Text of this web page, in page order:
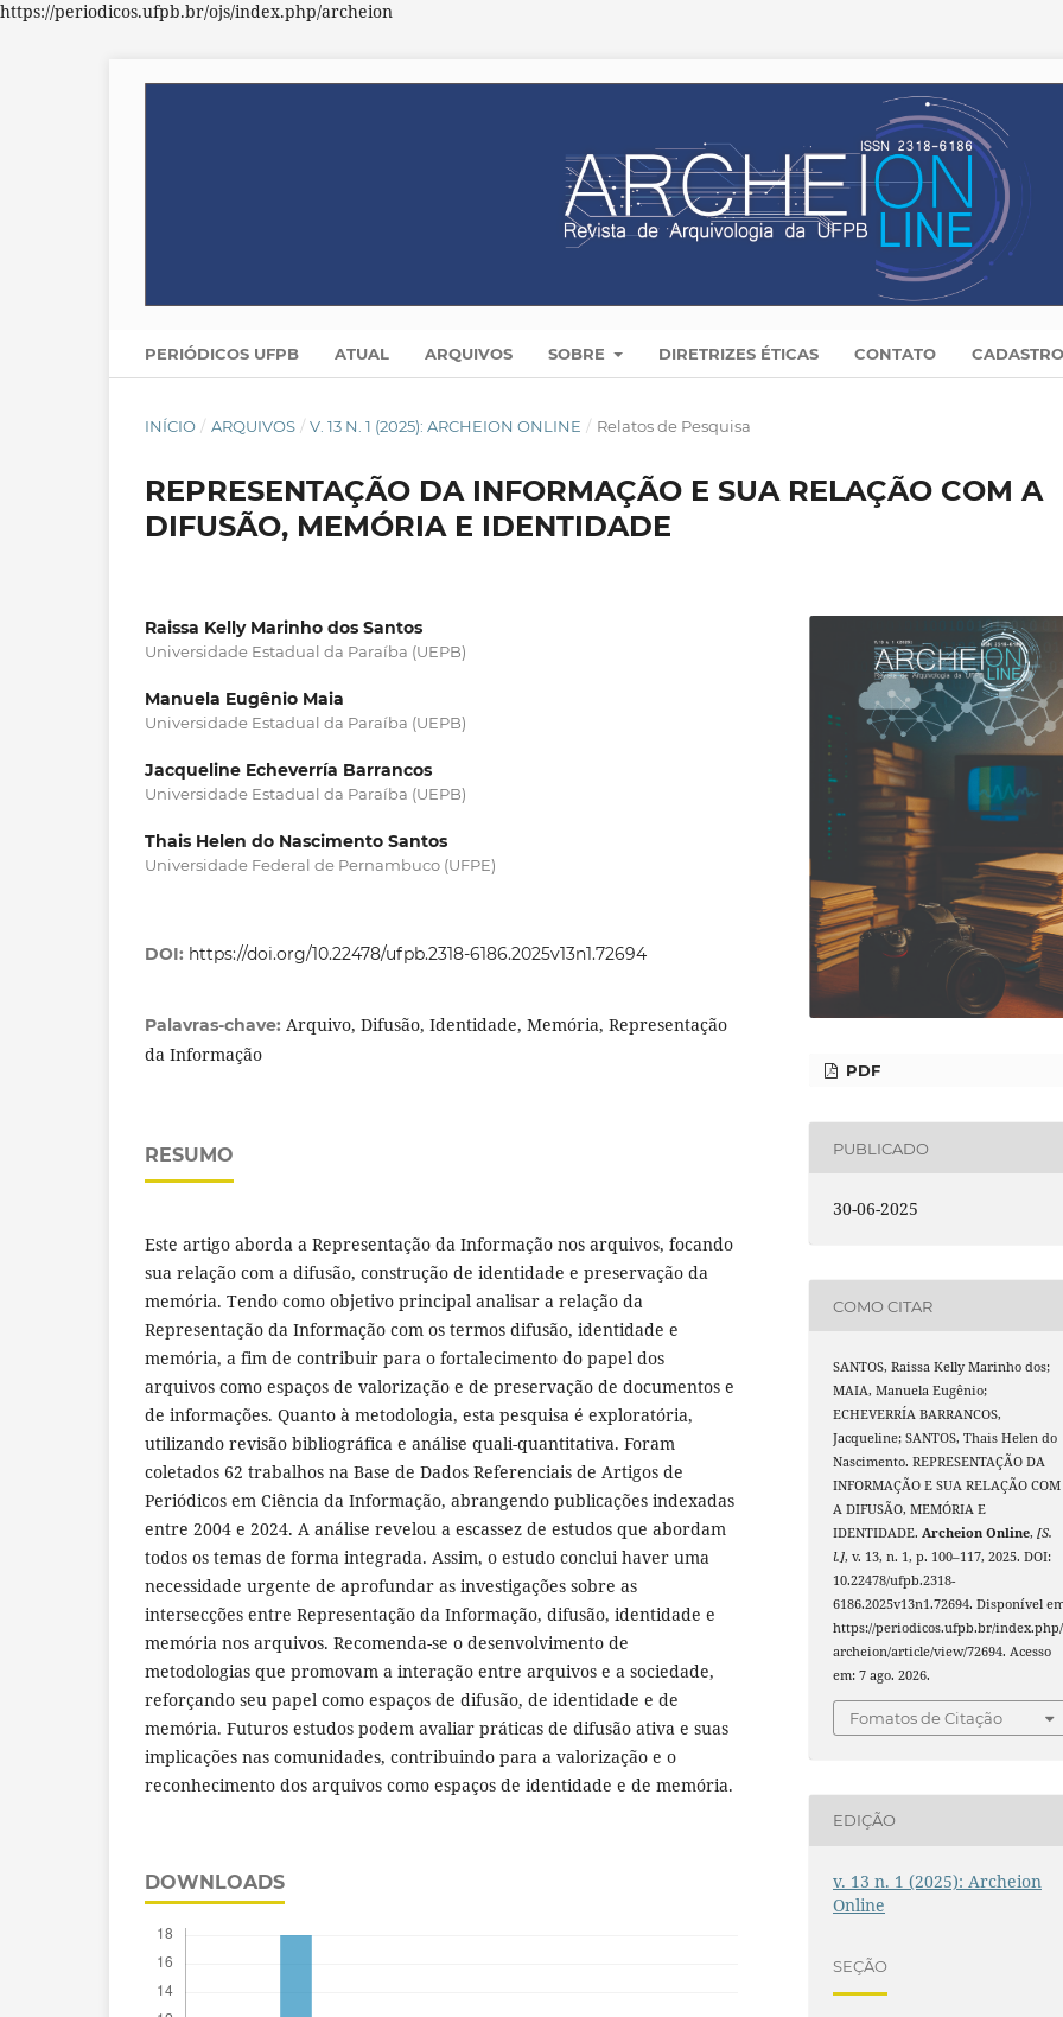
https://periodicos.ufpb.br/ojs/index.php/archeion
PERIÓDICOS UFPB ATUAL ARQUIVOS SOBRE DIRETRIZES ÉTICAS CONTATO
INÍCIO / ARQUIVOS / V. 13 N. 1 (2025): ARCHEION ONLINE / Relatos de Pesquisa
REPRESENTAÇÃO DA INFORMAÇÃO E SUA RELAÇÃO COM A
DIFUSÃO, MEMÓRIA E IDENTIDADE
Raissa Kelly Marinho dos Santos
Universidade Estadual da Paraíba (UEPB)
Manuela Eugênio Maia
Universidade Estadual da Paraíba (UEPB)
Jacqueline Echeverría Barrancos
Universidade Estadual da Paraíba (UEPB)
Thais Helen do Nascimento Santos
Universidade Federal de Pernambuco (UFPE)
DOI: https://doi.org/10.22478/ufpb.2318-6186.2025v13n1.72694
Palavras-chave: Arquivo, Difusão, Identidade, Memória, Representação
da Informação
RESUMO
Este artigo aborda a Representação da Informação nos arquivos, focando
sua relação com a difusão, construção de identidade e preservação da
memória. Tendo como objetivo principal analisar a relação da
Representação da Informação com os termos difusão, identidade e
memória, a fim de contribuir para o fortalecimento do papel dos
arquivos como espaços de valorização e de preservação de documentos e
de informações. Quanto à metodologia, esta pesquisa é exploratória,
utilizando revisão bibliográfica e análise quali-quantitativa. Foram
coletados 62 trabalhos na Base de Dados Referenciais de Artigos de
Periódicos em Ciência da Informação, abrangendo publicações indexadas
entre 2004 e 2024. A análise revelou a escassez de estudos que abordam
todos os temas de forma integrada. Assim, o estudo conclui haver uma
necessidade urgente de aprofundar as investigações sobre as
intersecções entre Representação da Informação, difusão, identidade e
memória nos arquivos. Recomenda-se o desenvolvimento de
metodologias que promovam a interação entre arquivos e a sociedade,
reforçando seu papel como espaços de difusão, de identidade e de
memória. Futuros estudos podem avaliar práticas de difusão ativa e suas
implicações nas comunidades, contribuindo para a valorização e o
reconhecimento dos arquivos como espaços de identidade e de memória.
DOWNLOADS
PDF
PUBLICADO
30-06-2025
COMO CITAR
SANTOS, Raissa Kelly Marinho dos;
MAIA, Manuela Eugênio;
ECHEVERRÍA BARRANCOS,
Jacqueline; SANTOS, Thais Helen do
Nascimento. REPRESENTAÇÃO DA
INFORMAÇÃO E SUA RELAÇÃO COM
A DIFUSÃO, MEMÓRIA E
IDENTIDADE.Archeion Online,[S.
l.], v. 13, n. 1, p. 100–117, 2025. DOI:
10.22478/ufpb.2318-
6186.2025v13n1.72694. Disponível
https://periodicos.ufpb.br/index.php/
archeion/article/view/72694. Acesso
em: 7 ago. 2026.
Fomatos de Citação
EDIÇÃO
v. 13 n. 1 (2025): Archeion
Online
SEÇÃO